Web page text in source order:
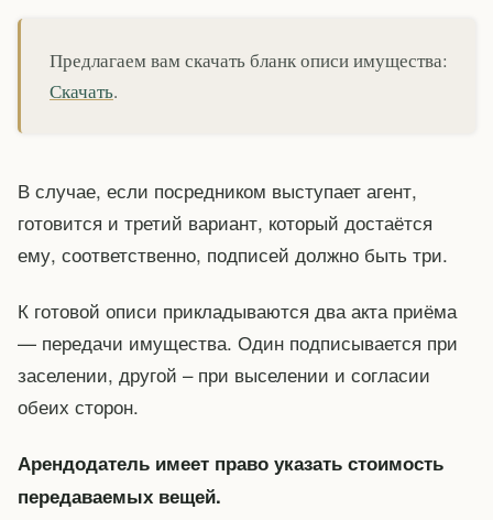
Предлагаем вам скачать бланк описи имущества:
Скачать.
В случае, если посредником выступает агент,
готовится и третий вариант, который достаётся
ему, соответственно, подписей должно быть три.
К готовой описи прикладываются два акта приёма
— передачи имущества. Один подписывается при
заселении, другой – при выселении и согласии
обеих сторон.
Арендодатель имеет право указать стоимость
передаваемых вещей.